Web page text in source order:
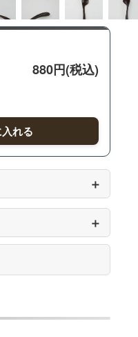
880円(税込)
れる
＋
＋